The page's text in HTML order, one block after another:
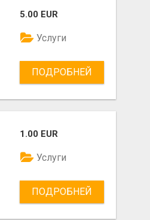
5.00 EUR
Услуги
ПОДРОБНЕЙ
1.00 EUR
Услуги
ПОДРОБНЕЙ